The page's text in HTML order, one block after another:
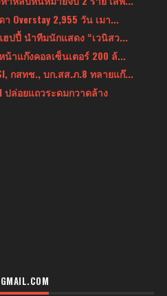
Overstay 2,955 วัน เมา...
ปปี้ นำทีมนักแสดง “เวนิสว...
าแก๊งคอลเซ็นเตอร์ 200 ล้...
กสทช., บก.สส.ภ.8 ทลายแก๊...
ปล่อยแถวระดมกวาดล้าง